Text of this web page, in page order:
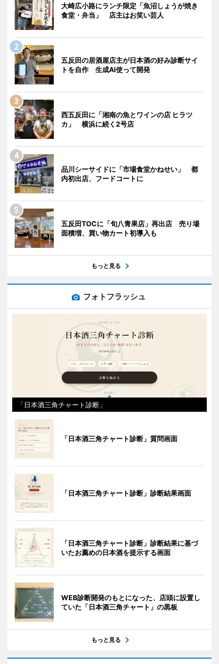
大崎広小路にランチ限定「魚沼しょうが焼き
食堂・弁当」 店主はお笑い芸人
五反田の居酒屋店主が日本酒の好み診断サイ
トを自作 生成AI使って開発
西五反田に「湘南の魚とワインの店 ヒラツ
カ」 横浜に続く2号店
品川シーサイドに「市場食堂かねせい」 都
内初出店、フードコートに
五反田TOCに「旬八青果店」再出店 売り場
面積増、買い物カート初導入も
もっと見る
フォトフラッシュ
「日本酒三角チャート診断」
「日本酒三角チャート診断」質問画面
「日本酒三角チャート診断」診断結果画面
「日本酒三角チャート診断」診断結果に基づ
いたお薦めの日本酒を提示する画面
WEB診断開発のもとになった、店頭に設置し
ていた「日本酒三角チャート」の黒板
もっと見る